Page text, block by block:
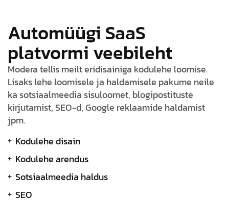
Automüügi SaaS
platvormi veebileht
Modera tellis meilt eridisainiga kodulehe loomise.
Lisaks lehe loomisele ja haldamisele pakume neile
ka sotsiaalmeedia sisuloomet, blogipostituste
kirjutamist, SEO-d, Google reklaamide haldamist
jpm.
Kodulehe disain
Kodulehe arendus
Sotsiaalmeedia haldus
SEO